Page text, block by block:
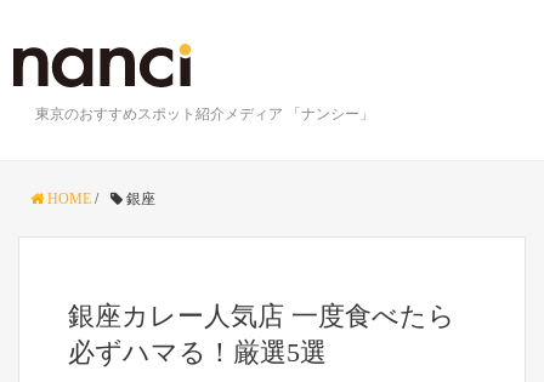
東京のおすすめスポット紹介メディア 「ナンシー」
HOME / 銀座
銀座カレー人気店 一度食べたら
必ずハマる！厳選5選